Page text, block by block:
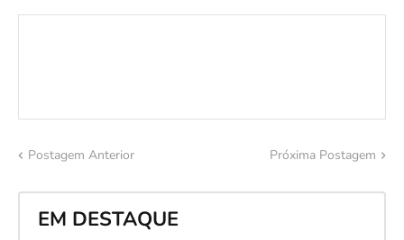
Postagem Anterior Próxima Postagem
EM DESTAQUE